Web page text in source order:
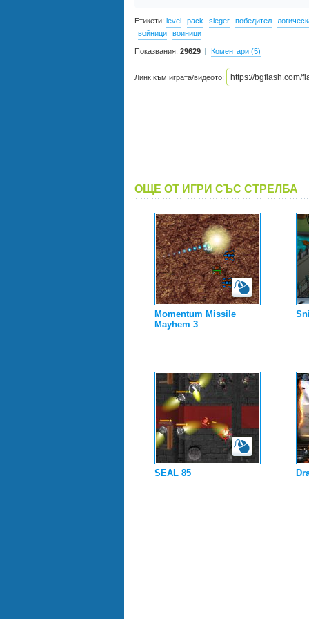
Етикети: level pack sieger победител
войници
воиници
Показвания: 29629 Коментари (5)
Линк към играта/видеото:
ОЩЕ ОТ ИГРИ СЪС СТРЕЛБА
Momentum Missile
Mayhem 3
SEAL 85